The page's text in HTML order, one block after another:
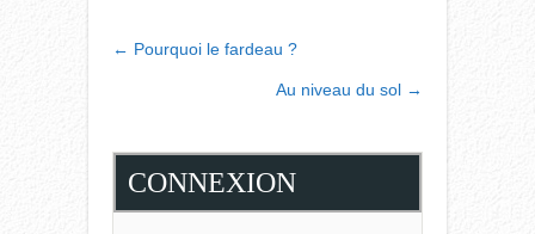
POST
NAVIGATION
← Pourquoi le fardeau ?
Au niveau du sol →
CONNEXION